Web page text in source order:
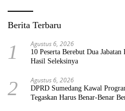
Berita Terbaru
1 Agustus 6, 2026
10 Peserta Berebut Dua
Hasil Seleksinya
2 Agustus 6, 2026
DPRD Sumedang Kawal
Tegaskan Harus Benar-Benar